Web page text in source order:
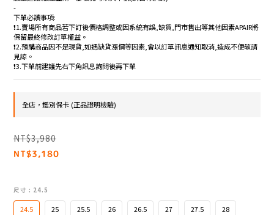
-
下單必讀事項:
❗️1.賣場所有商品若下訂後價格調整或因系統有誤,缺貨,門市售出等其他因素APAIR將
保留最終修改訂單權益。
❗️2.預購商品因不是現貨,如遇缺貨漲價等因素,會以訂單訊息通知取消,造成不便敬請
見諒。
❗️3.下單前建議先右下角訊息詢問後再下單
全店，鑑別保卡 (正品證明檢驗)
NT$3,980
NT$3,180
尺寸 : 24.5
24.5 25 25.5 26 26.5 27 27.5 28